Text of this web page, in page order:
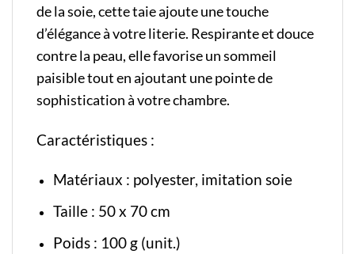
de la soie, cette taie ajoute une touche
d’élégance à votre literie. Respirante et douce
contre la peau, elle favorise un sommeil
paisible tout en ajoutant une pointe de
sophistication à votre chambre.
Caractéristiques :
Matériaux : polyester, imitation soie
Taille : 50 x 70 cm
Poids : 100 g (unit.)